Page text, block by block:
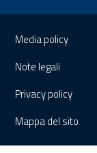
Media policy
Note legali
Privacy policy
Mappa del sito